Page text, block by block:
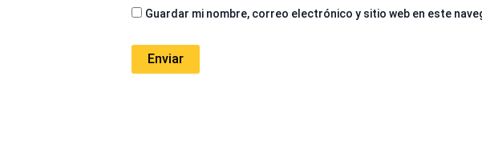
Guardar mi nombre, correo electrónico y sitio web en este